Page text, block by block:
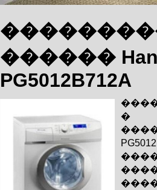
������
PG5012B712A
�